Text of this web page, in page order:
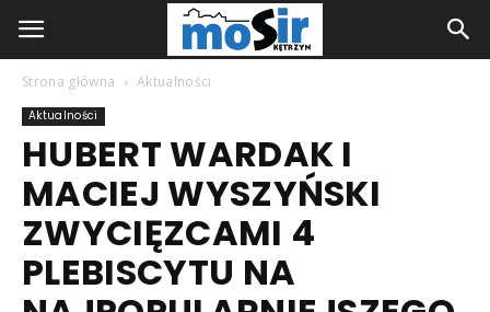
Strona główna Aktualności
Aktualności
HUBERT WARDAK I
MACIEJ WYSZYŃSKI
ZWYCIĘZCAMI 4
PLEBISCYTU NA